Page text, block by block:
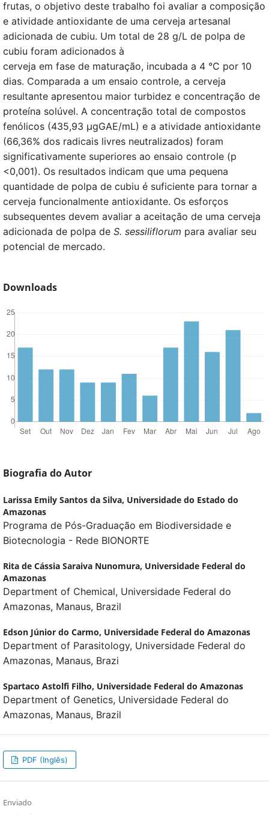
frutas, o objetivo deste trabalho foi avaliar a composição
e atividade antioxidante de uma cerveja artesanal
adicionada de cubiu. Um total de 28 g/L de polpa de
cubiu foram adicionados à
cerveja em fase de maturação, incubada a 4 °C por 10
dias. Comparada a um ensaio controle, a cerveja
resultante apresentou maior turbidez e concentração de
proteína solúvel. A concentração total de compostos
fenólicos (435,93 µgGAE/mL) e a atividade antioxidante
(66,36% dos radicais livres neutralizados) foram
significativamente superiores ao ensaio controle (p
<0,001). Os resultados indicam que uma pequena
quantidade de polpa de cubiu é suficiente para tornar a
cerveja funcionalmente antioxidante. Os esforços
subsequentes devem avaliar a aceitação de uma cerveja
adicionada de polpa de S. sessiliflorum para avaliar seu
potencial de mercado.
Downloads
Biografia do Autor
Larissa Emily Santos da Silva, Universidade do Estado do
Amazonas
Programa de Pós-Graduação em Biodiversidade e
Biotecnologia - Rede BIONORTE
Rita de Cássia Saraiva Nunomura, Universidade Federal do
Amazonas
Department of Chemical, Universidade Federal do
Amazonas, Manaus, Brazil
Edson Júnior do Carmo, Universidade Federal do Amazonas
Department of Parasitology, Universidade Federal do
Amazonas, Manaus, Brazi
Spartaco Astolfi Filho, Universidade Federal do Amazonas
Department of Genetics, Universidade Federal do
Amazonas, Manaus, Brazil
PDF (Inglês)
Enviado